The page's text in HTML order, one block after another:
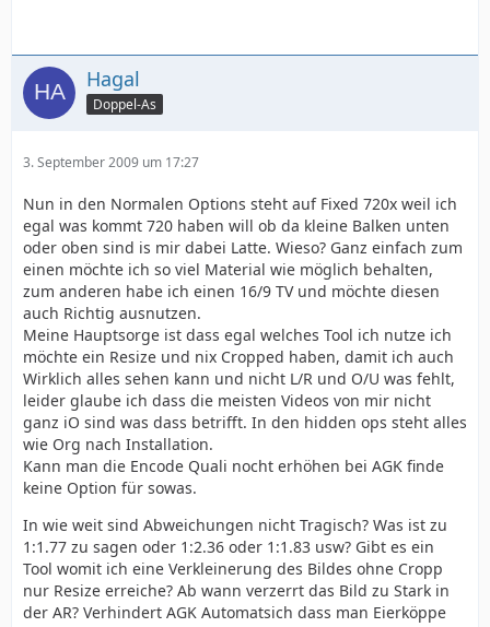
Hagal
Doppel-As
3. September 2009 um 17:27
Nun in den Normalen Options steht auf Fixed 720x weil ich
egal was kommt 720 haben will ob da kleine Balken unten
oder oben sind is mir dabei Latte. Wieso? Ganz einfach zum
einen möchte ich so viel Material wie möglich behalten,
zum anderen habe ich einen 16/9 TV und möchte diesen
auch Richtig ausnutzen.
Meine Hauptsorge ist dass egal welches Tool ich nutze ich
möchte ein Resize und nix Cropped haben, damit ich auch
Wirklich alles sehen kann und nicht L/R und O/U was fehlt,
leider glaube ich dass die meisten Videos von mir nicht
ganz iO sind was dass betrifft. In den hidden ops steht alles
wie Org nach Installation.
Kann man die Encode Quali nocht erhöhen bei AGK finde
keine Option für sowas.
In wie weit sind Abweichungen nicht Tragisch? Was ist zu
1:1.77 zu sagen oder 1:2.36 oder 1:1.83 usw? Gibt es ein
Tool womit ich eine Verkleinerung des Bildes ohne Cropp
nur Resize erreiche? Ab wann verzerrt das Bild zu Stark in
der AR? Verhindert AGK Automatsich dass man Eierköppe